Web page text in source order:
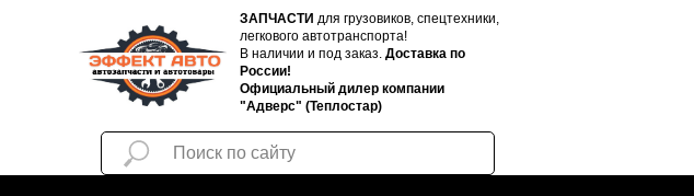
ЗАПЧАСТИ для грузовиков, спецтехники,
легкового автотранспорта!
В наличии и под заказ. Доставка по
России!
Официальный дилер компании
"Адверс" (Теплостар)